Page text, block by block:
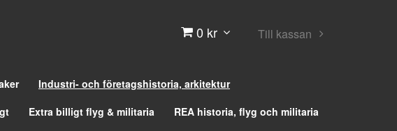
0 kr Till kassan
Industri- och företagshistoria, arkitektur
Extra billigt flyg & militaria
REA historia, flyg och militaria